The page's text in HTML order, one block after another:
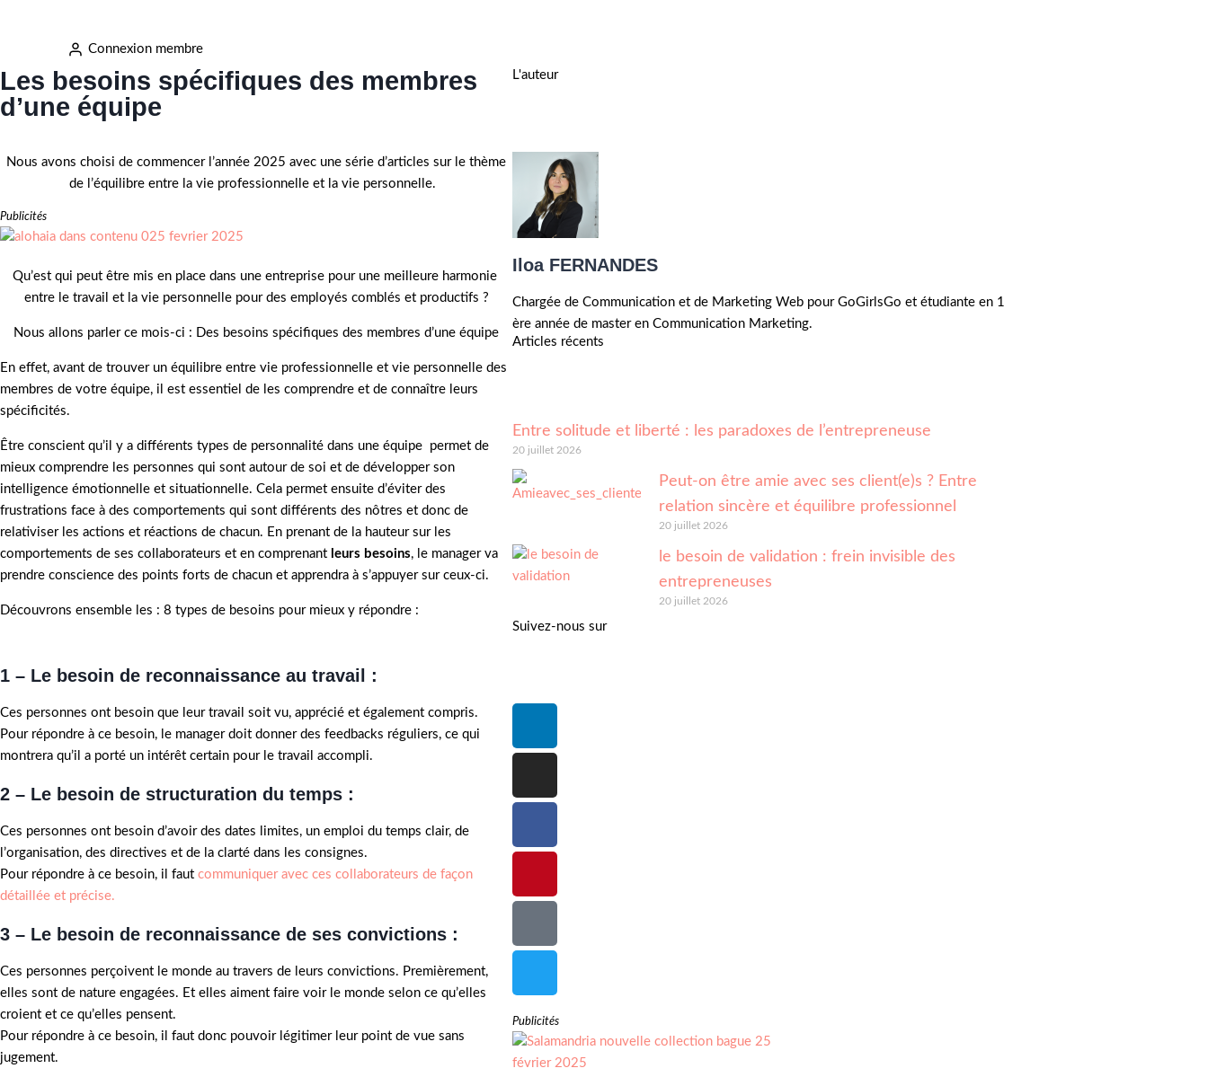
Connexion membre
Les besoins spécifiques des membres
d’une équipe
Nous avons choisi de commencer l’année 2025 avec une série d’articles sur le thème
de l’équilibre entre la vie professionnelle et la vie personnelle.
Publicités
Qu’est qui peut être mis en place dans une entreprise pour une meilleure harmonie
entre le travail et la vie personnelle pour des employés comblés et productifs ?
Nous allons parler ce mois-ci : Des besoins spécifiques des membres d’une équipe
En effet, avant de trouver un équilibre entre vie professionnelle et vie personnelle des
membres de votre équipe, il est essentiel de les comprendre et de connaître leurs
spécificités.
Être conscient qu’il y a différents types de personnalité dans une équipe permet de
mieux comprendre les personnes qui sont autour de soi et de développer son
intelligence émotionnelle et situationnelle. Cela permet ensuite d’éviter des
frustrations face à des comportements qui sont différents des nôtres et donc de
relativiser les actions et réactions de chacun. En prenant de la hauteur sur les
comportements de ses collaborateurs et en comprenant leurs besoins, le manager va
prendre conscience des points forts de chacun et apprendra à s’appuyer sur ceux-ci.
Découvrons ensemble les : 8 types de besoins pour mieux y répondre :
1 – Le besoin de reconnaissance au travail :
Ces personnes ont besoin que leur travail soit vu, apprécié et également compris.
Pour répondre à ce besoin, le manager doit donner des feedbacks réguliers, ce qui
montrera qu’il a porté un intérêt certain pour le travail accompli.
2 – Le besoin de structuration du temps :
Ces personnes ont besoin d’avoir des dates limites, un emploi du temps clair, de
l’organisation, des directives et de la clarté dans les consignes.
Pour répondre à ce besoin, il faut communiquer avec ces collaborateurs de façon
détaillée et précise.
3 – Le besoin de reconnaissance de ses convictions :
Ces personnes perçoivent le monde au travers de leurs convictions. Premièrement,
elles sont de nature engagées. Et elles aiment faire voir le monde selon ce qu’elles
croient et ce qu’elles pensent.
Pour répondre à ce besoin, il faut donc pouvoir légitimer leur point de vue sans
jugement.
L'auteur
Iloa FERNANDES
Chargée de Communication et de Marketing Web pour GoGirlsGo et étudiante en 1
ère année de master en Communication Marketing.
Articles récents
Entre solitude et liberté : les paradoxes de l’entrepreneuse
20 juillet 2026
Peut-on être amie avec ses client(e)s ? Entre
relation sincère et équilibre professionnel
20 juillet 2026
le besoin de validation : frein invisible des
entrepreneuses
20 juillet 2026
Suivez-nous sur
Publicités